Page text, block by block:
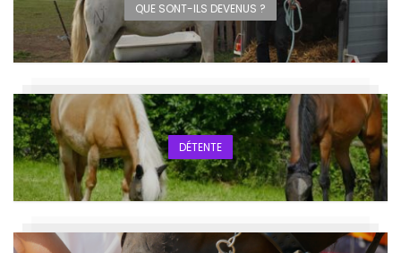
QUE SONT-ILS DEVENUS ?
DÉTENTE